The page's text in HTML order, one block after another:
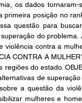
os dados tornaram-
posição no
questão para
do problema.
violência contra a
CONTRA A
do estado.
de superação
a questão da
mulheres e